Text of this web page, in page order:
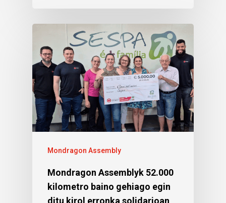
Mondragon Assembly
Mondragon Assemblyk 52.000
kilometro baino gehiago egin